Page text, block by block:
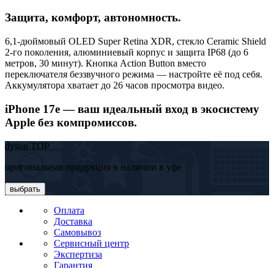
Защита, комфорт, автономность.
6,1-дюймовый OLED Super Retina XDR, стекло Ceramic Shield
2-го поколения, алюминиевый корпус и защита IP68 (до 6
метров, 30 минут). Кнопка Action Button вместо
переключателя беззвучного режима — настройте её под себя.
Аккумулятора хватает до 26 часов просмотра видео.
iPhone 17e — ваш идеальный вход в экосистему
Apple без компромиссов.
dyson TOP
оригинальная продукция в наличии в уфе
выбрать
Оплата
Доставка
Самовывоз
Сервисный центр
Экспертиза
Гарантия